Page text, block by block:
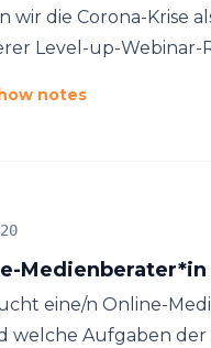
wir die Corona-Krise
Level-up-Webinar-
notes
Medienberater*in
eine/n Online-
welche Aufgaben der